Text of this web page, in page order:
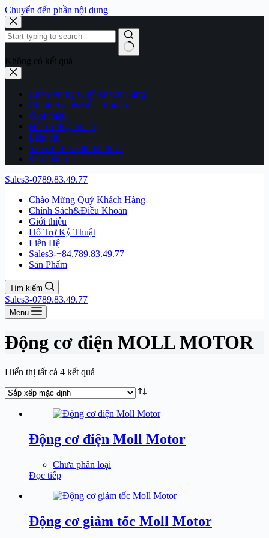
Chuyển đến phần nội dung
Không có kết quả
Chào Mừng Quý Khách Hàng
Chính Sách&Điều Khoản
Giới thiệu
Hổ Trợ Kỷ Thuật
Liên Hệ
Sales3-+84.789.83.49.77
Sản Phẩm
Sales3-0789.83.49.77
Chào Mừng Quý Khách Hàng
Chính Sách&Điều Khoản
Giới thiệu
Hổ Trợ Kỷ Thuật
Liên Hệ
Sales3-+84.789.83.49.77
Sản Phẩm
Tìm kiếm
Sales3-0789.83.49.77
Menu
Động cơ điện MOLL MOTOR
Hiển thị tất cả 4 kết quả
Động cơ điện Moll Motor
Chưa phân loại
Đọc tiếp
Động cơ giảm tốc Moll Motor